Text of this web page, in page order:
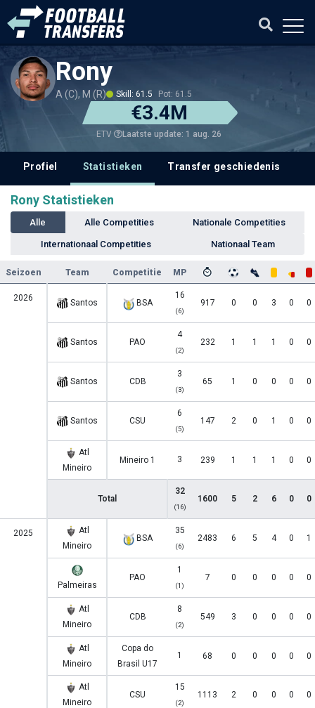
Rony
A (C), M (R) Skill: 61.5 Pot: 61.5
€3.4M
ETV Laatste update: 1 aug. 26
Profiel Statistieken Transfer geschiedenis
Rony Statistieken
Alle Alle Competities Nationale Competities
Internationaal Competities Nationaal Team
Seizoen Team Competitie MP
2026 Santos BSA
16
(6)
917 0 0 3 0 0
Santos PAO
4
(2)
232 1 1 1 0 0
Santos CDB
3
(3)
65 1 0 0 0 0
Santos CSU
6
(5)
147 2 0 1 0 0
Atl
Mineiro
Mineiro 1 3 239 1 1 1 0 0
Total
32
(16)
1600 5 2 6 0 0
2025
Atl
Mineiro
BSA
35
(6)
2483 6 5 4 0 1
Palmeiras
PAO
1
(1)
7 0 0 0 0 0
Atl
Mineiro
CDB
8
(2)
549 3 0 0 0 0
Atl
Mineiro
Copa do
Brasil U17
1 68 0 0 0 0 0
Atl
Mineiro
CSU
15
(2)
1113 2 0 0 0 0